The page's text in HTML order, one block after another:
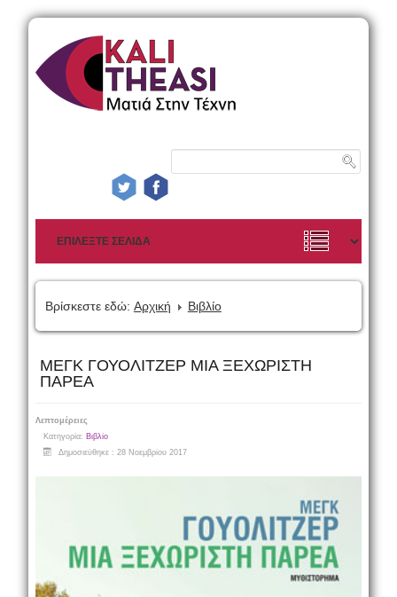
Βρίσκεστε εδώ: Αρχική Βιβλίο
ΜΕΓΚ ΓΟΥΟΛΙΤΖΕΡ ΜΙΑ ΞΕΧΩΡΙΣΤΗ
ΠΑΡΕΑ
Λεπτομέρειες
Κατηγορία: Βιβλίο
Δημοσιεύθηκε : 28 Νοεμβρίου 2017